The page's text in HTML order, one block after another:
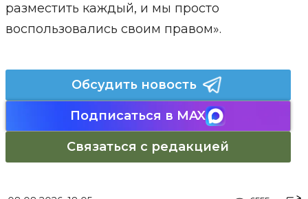
разместить каждый, и мы просто
воспользовались своим правом».
Обсудить новость
Подписаться в MAX
Связаться с редакцией